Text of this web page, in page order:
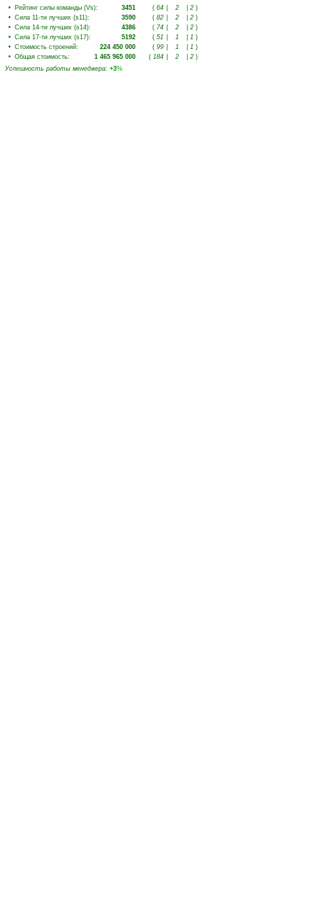
• Рейтинг силы команды (Vs): 3451 ( 64 2 2 )
• Сила 11-ти лучших (s11): 3590 ( 82 2 2 )
• Сила 14-ти лучших (s14): 4386 ( 74 2 2 )
• Сила 17-ти лучших (s17): 5192 ( 51 1 1 )
• Стоимость строений: 224 450 000 ( 99 1 1 )
• Общая стоимость: 1 465 965 000 ( 184 2 2 )
Успешность работы менеджера: +3%